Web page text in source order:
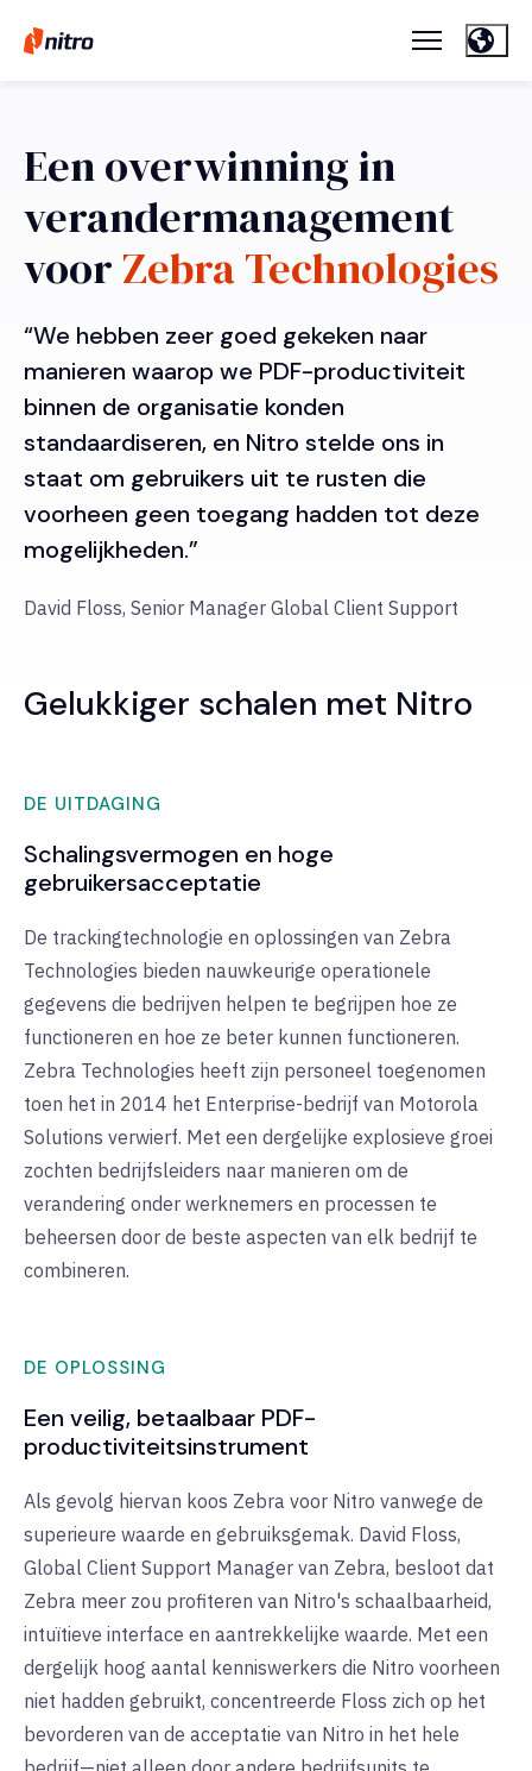
Een overwinning in
verandermanagement
voor Zebra Technologies
“We hebben zeer goed gekeken naar
manieren waarop we PDF-productiviteit
binnen de organisatie konden
standaardiseren, en Nitro stelde ons in
staat om gebruikers uit te rusten die
voorheen geen toegang hadden tot deze
mogelijkheden.”
David Floss, Senior Manager Global Client Support
Gelukkiger schalen met Nitro
DE UITDAGING
Schalingsvermogen en hoge
gebruikersacceptatie
De trackingtechnologie en oplossingen van Zebra
Technologies bieden nauwkeurige operationele
gegevens die bedrijven helpen te begrijpen hoe ze
functioneren en hoe ze beter kunnen functioneren.
Zebra Technologies heeft zijn personeel toegenomen
toen het in 2014 het Enterprise-bedrijf van Motorola
Solutions verwierf. Met een dergelijke explosieve groei
zochten bedrijfsleiders naar manieren om de
verandering onder werknemers en processen te
beheersen door de beste aspecten van elk bedrijf te
combineren.
DE OPLOSSING
Een veilig, betaalbaar PDF-
productiviteitsinstrument
Als gevolg hiervan koos Zebra voor Nitro vanwege de
superieure waarde en gebruiksgemak. David Floss,
Global Client Support Manager van Zebra, besloot dat
Zebra meer zou profiteren van Nitro's schaalbaarheid,
intuïtieve interface en aantrekkelijke waarde. Met een
dergelijk hoog aantal kenniswerkers die Nitro voorheen
niet hadden gebruikt, concentreerde Floss zich op het
bevorderen van de acceptatie van Nitro in het hele